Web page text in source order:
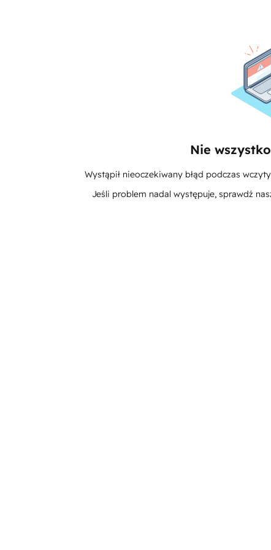
Nie
Wystąpił nieoczekiwany błąd podczas
Jeśli problem nadal występuje, sprawdź